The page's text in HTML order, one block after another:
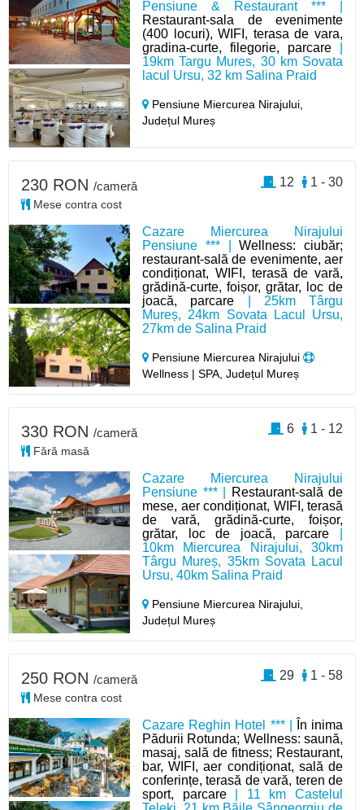
Pensiune & Restaurant *** |
Restaurant-sala de evenimente
(400 locuri), WIFI, terasa de vara,
gradina-curte, filegorie, parcare
19km Targu Mures, 30 km Sovata
lacul Ursu, 32 km Salina Praid
Pensiune Miercurea Nirajului,
Județul Mureș
Cazare Miercurea Nirajului
Pensiune *** |Wellness: ciubăr;
restaurant-sală de evenimente, aer
condiționat, WIFI, terasă de vară,
grădină-curte, foișor, grătar, loc de
joacă, parcare | 25km Târgu
Mureș, 24km Sovata Lacul Ursu,
27km de Salina Praid
Pensiune Miercurea Nirajului
Wellness | SPA, Județul Mureș
230 RON /cameră
Mese contra cost
1 - 30
12
Cazare Miercurea Nirajului
Pensiune *** |
Restaurant-sală de
mese, aer condiționat, WIFI, terasă
de vară, grădină-curte, foișor,
grătar, loc de joacă, parcare
10km Miercurea Nirajului, 30km
Târgu Mureș, 35km Sovata Lacul
Ursu, 40km Salina Praid
Pensiune Miercurea Nirajului,
Județul Mureș
330 RON /cameră
Fără masă
1 - 12
6
Cazare Reghin Hotel *** |
În inima
Pădurii Rotunda; Wellness: saună,
masaj, sală de fitness; Restaurant,
bar, WIFI, aer condiționat, sală de
conferințe, terasă de vară, teren de
sport, parcare| 11 km Castelul
250 RON /cameră
Mese contra cost
1 - 58
29